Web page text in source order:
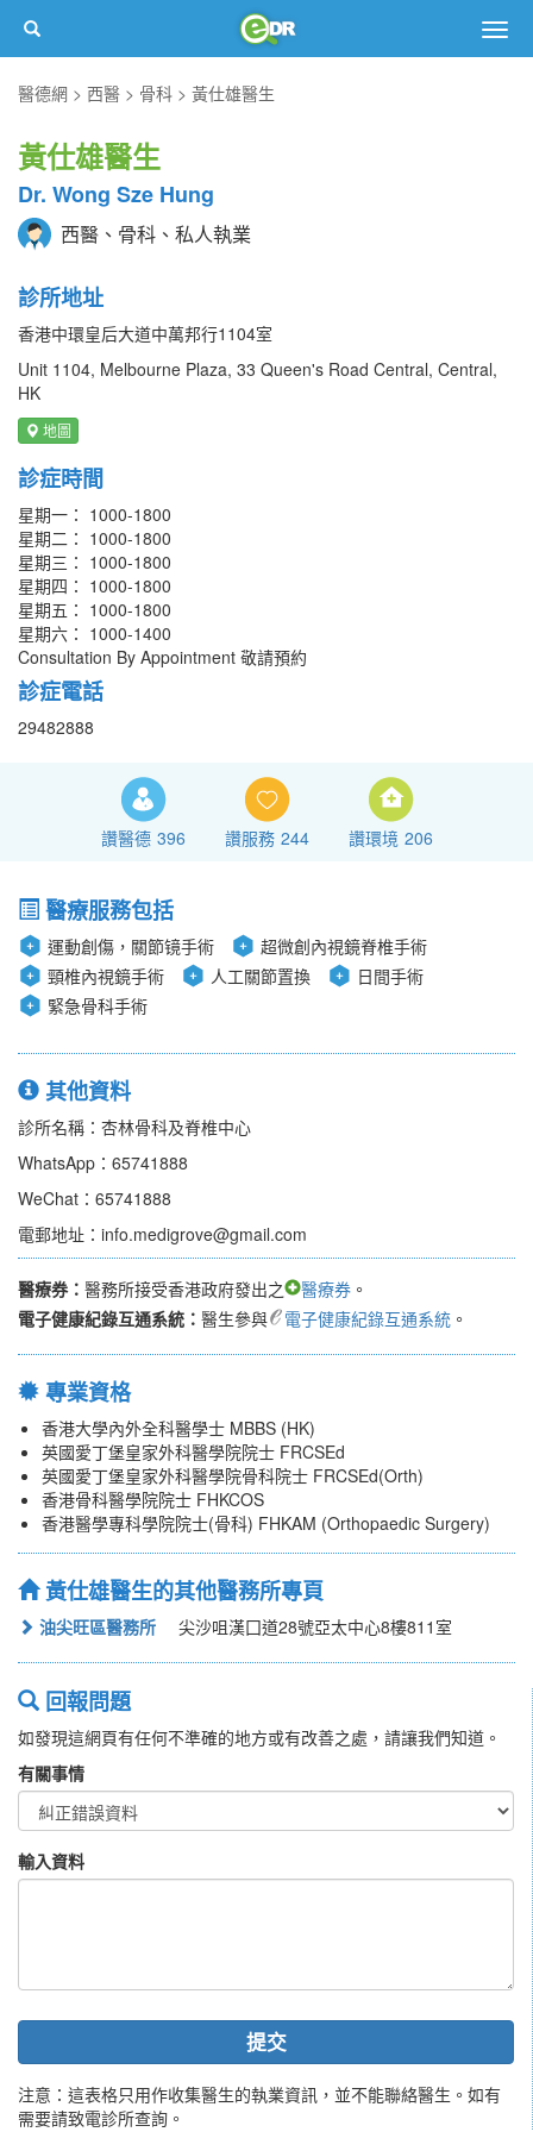
醫德網
西醫 骨科 黃仕雄醫生
黃仕雄醫生
Dr. Wong Sze Hung
西醫、骨科、私人執業
診所地址
香港中環皇后大道中萬邦行1104室
Unit 1104, Melbourne Plaza, 33 Queen's Road Central, Central,
HK
地圖
診症時間
星期一： 1000-1800
星期二： 1000-1800
星期三： 1000-1800
星期四： 1000-1800
星期五： 1000-1800
星期六： 1000-1400
Consultation By Appointment 敬請預約
診症電話
29482888
讚醫德 396 讚服務 244 讚環境 206
醫療服務包括
運動創傷，關節镜手術
超微創內視鏡脊椎手術
頸椎內視鏡手術
人工關節置換
日間手術
緊急骨科手術
其他資料
診所名稱：杏林骨科及脊椎中心
WhatsApp：65741888
WeChat：65741888
電郵地址：info.medigrove@gmail.com
醫療券： 醫務所接受香港政府發出之 醫療券 。
電子健康紀錄互通系統： 醫生參與 電子健康紀錄互通系統 。
專業資格
香港大學內外全科醫學士 MBBS (HK)
英國愛丁堡皇家外科醫學院院士 FRCSEd
英國愛丁堡皇家外科醫學院骨科院士 FRCSEd(Orth)
香港骨科醫學院院士 FHKCOS
香港醫學專科學院院士(骨科) FHKAM (Orthopaedic Surgery)
黃仕雄醫生的其他醫務所專頁
油尖旺區醫務所 尖沙咀漢囗道28號亞太中心8樓811室
回報問題
如發現這網頁有任何不準確的地方或有改善之處，請讓我們知道。
有關事情
輸入資料
提交
注意：這表格只用作收集醫生的執業資訊，並不能聯絡醫生。如有
需要請致電診所查詢。